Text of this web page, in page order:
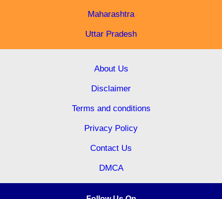
Maharashtra
Uttar Pradesh
About Us
Disclaimer
Terms and conditions
Privacy Policy
Contact Us
DMCA